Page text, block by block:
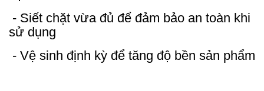
- Siết chặt vừa đủ để đảm bảo an toàn khi
sử dụng
- Vệ sinh định kỳ để tăng độ bền sản phẩm